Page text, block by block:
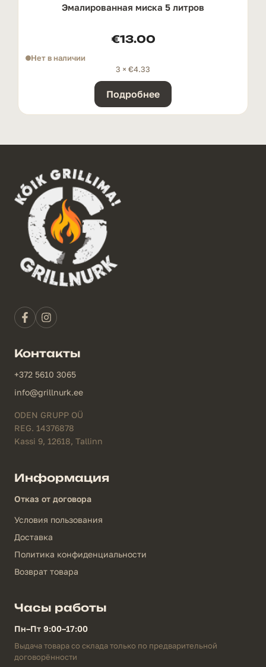
Эмалированная миска 5 литров
€13.00
Нет в наличии
3 × €4.33
Подробнее
Контакты
+372 5610 3065
info@grillnurk.ee
ODEN GRUPP OÜ
REG. 14376878
Kassi 9, 12618, Tallinn
Информация
Отказ от договора
Условия пользования
Доставка
Политика конфиденциальности
Возврат товара
Часы работы
Пн–Пт 9:00–17:00
Выдача товара со склада только по предварительной
договорённости